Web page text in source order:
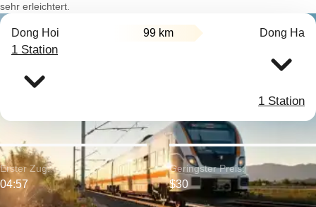
sehr erleichtert.
Dong Hoi 99 km Dong Ha
1 Station
1 Station
Erster Zug:
04:57
Geringster Preis:
$30